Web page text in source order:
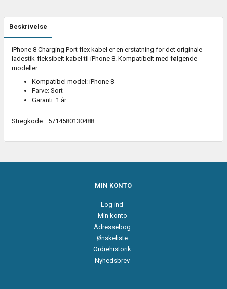
Beskrivelse
iPhone 8 Charging Port flex kabel er en erstatning for det originale
ladestik-fleksibelt kabel til iPhone 8. Kompatibelt med følgende
modeller:
Kompatibel model: iPhone 8
Farve: Sort
Garanti: 1 år
Stregkode: 5714580130488
MIN KONTO
Log ind
Min konto
Adressebog
Ønskeliste
Ordrehistorik
Nyhedsbrev